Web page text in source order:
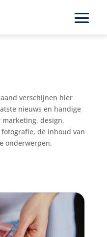
verschijnen hier
nieuws en handige
design,
de inhoud van
onderwerpen.